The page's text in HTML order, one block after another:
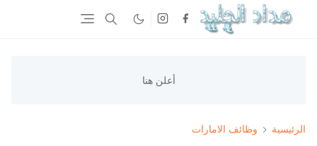
الرئيسية وظائف الامارات